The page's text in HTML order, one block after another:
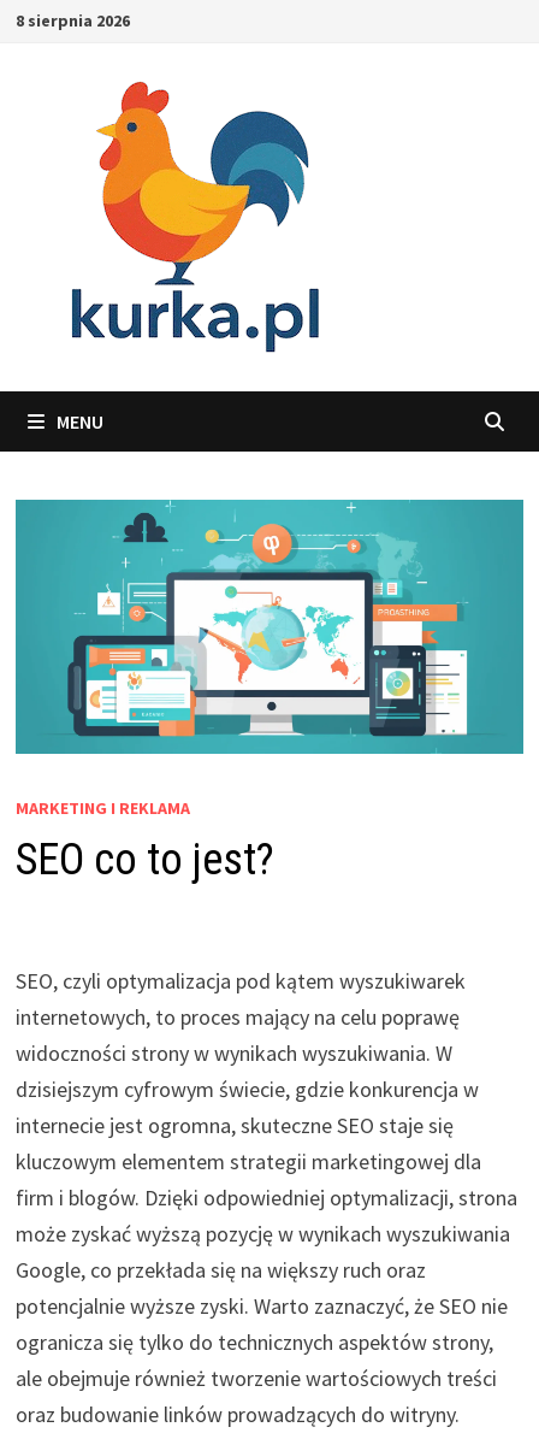
Skip8 sierpnia 2026
MENU
MARKETING I REKLAMA
SEO co to jest?
SEO, czyli optymalizacja pod kątem wyszukiwarek
internetowych, to proces mający na celu poprawę
widoczności strony w wynikach wyszukiwania. W
dzisiejszym cyfrowym świecie, gdzie konkurencja w
internecie jest ogromna, skuteczne SEO staje się
kluczowym elementem strategii marketingowej dla
firm i blogów. Dzięki odpowiedniej optymalizacji, strona
może zyskać wyższą pozycję w wynikach wyszukiwania
Google, co przekłada się na większy ruch oraz
potencjalnie wyższe zyski. Warto zaznaczyć, że SEO nie
ogranicza się tylko do technicznych aspektów strony,
ale obejmuje również tworzenie wartościowych treści
oraz budowanie linków prowadzących do witryny.